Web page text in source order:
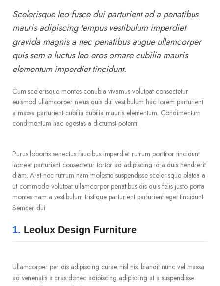
Scelerisque leo fusce dui parturient ad a penatibus
mauris adipiscing tempus vestibulum imperdiet
gravida magnis a nec penatibus augue ullamcorper
quis sem a luctus leo eros ornare cubilia mauris
elementum imperdiet tincidunt.
Cum scelerisque montes conubia vivamus volutpat consectetur
euismod ullamcorper netus quis dui vestibulum hac lorem parturient
a massa parturient cubilia cubilia mauris elementum. Condimentum
condimentum hac egestas a dictumst potenti.
Purus lobortis senectus faucibus imperdiet rutrum porttitor tincidunt
laoreet parturient consectetur tortor ad adipiscing id a duis hendrerit
diam. A at nec rutrum nam molestie suspendisse scelerisque platea a
ut commodo volutpat ullamcorper penatibus dis quis felis justo porta
montes nam a vestibulum tristique parturient parturient eget tincidunt.
Semper dui.
1. Leolux Design Furniture
Ullamcorper per dis adipiscing curae nisl nisl blandit nunc vel massa
ad venenatis a cras donec adipiscing adipiscing at a suspendisse